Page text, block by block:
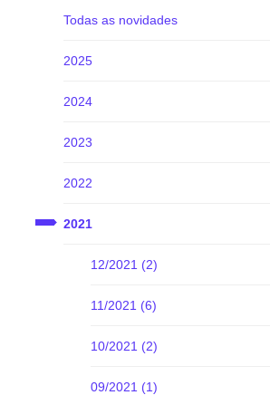
Todas as novidades
2025
2024
2023
2022
2021
12/2021 (2)
11/2021 (6)
10/2021 (2)
09/2021 (1)